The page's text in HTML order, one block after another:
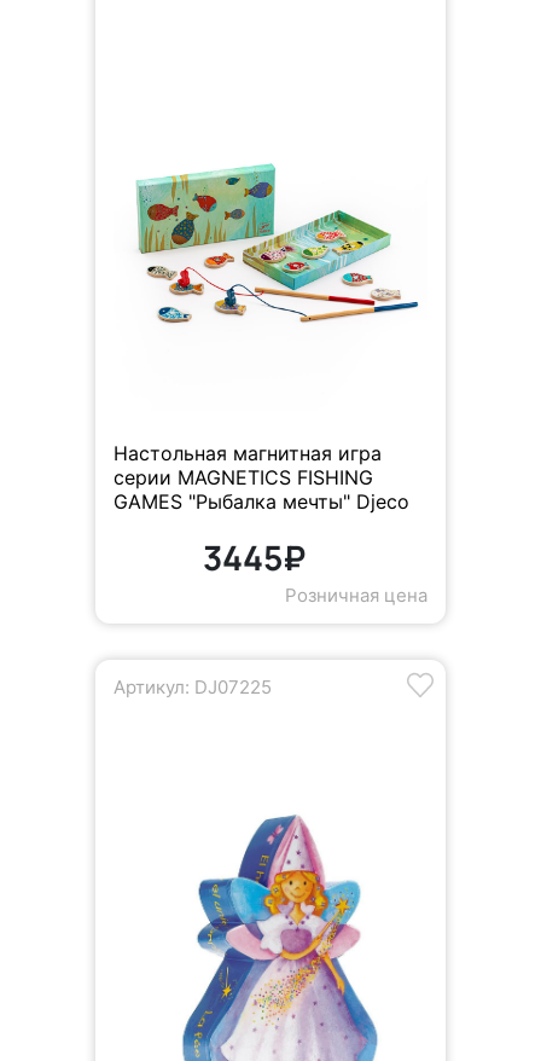
Настольная магнитная игра
серии MAGNETICS FISHING
GAMES "Рыбалка мечты" Djeco
3445₽
Розничная цена
Артикул: DJ07225